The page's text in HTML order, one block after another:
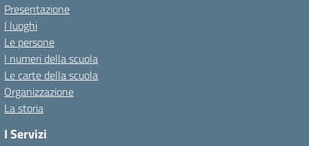
Presentazione
I luoghi
Le persone
I numeri della scuola
Le carte della scuola
Organizzazione
La storia
I Servizi